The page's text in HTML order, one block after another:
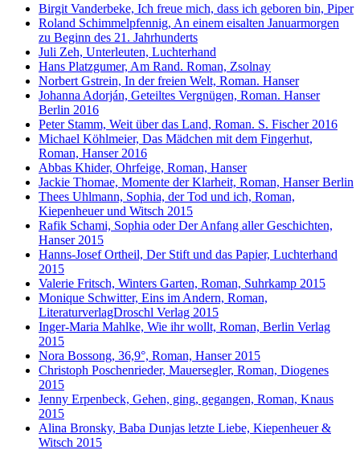
Birgit Vanderbeke, Ich freue mich, dass ich geboren bin, Piper
Roland Schimmelpfennig, An einem eisalten Januarmorgen
zu Beginn des 21. Jahrhunderts
Juli Zeh, Unterleuten, Luchterhand
Hans Platzgumer, Am Rand. Roman, Zsolnay
Norbert Gstrein, In der freien Welt, Roman. Hanser
Johanna Adorján, Geteiltes Vergnügen, Roman. Hanser
Berlin 2016
Peter Stamm, Weit über das Land, Roman. S. Fischer 2016
Michael Köhlmeier, Das Mädchen mit dem Fingerhut,
Roman, Hanser 2016
Abbas Khider, Ohrfeige, Roman, Hanser
Jackie Thomae, Momente der Klarheit, Roman, Hanser Berlin
Thees Uhlmann, Sophia, der Tod und ich, Roman,
Kiepenheuer und Witsch 2015
Rafik Schami, Sophia oder Der Anfang aller Geschichten,
Hanser 2015
Hanns-Josef Ortheil, Der Stift und das Papier, Luchterhand
2015
Valerie Fritsch, Winters Garten, Roman, Suhrkamp 2015
Monique Schwitter, Eins im Andern, Roman,
LiteraturverlagDroschl Verlag 2015
Inger-Maria Mahlke, Wie ihr wollt, Roman, Berlin Verlag
2015
Nora Bossong, 36,9°, Roman, Hanser 2015
Christoph Poschenrieder, Mauersegler, Roman, Diogenes
2015
Jenny Erpenbeck, Gehen, ging, gegangen, Roman, Knaus
2015
Alina Bronsky, Baba Dunjas letzte Liebe, Kiepenheuer &
Witsch 2015